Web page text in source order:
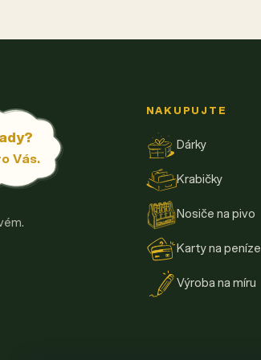
Vás.
NAKUPUJTE
Dárky
Krabičky
Nosiče na pivo
Karty na peníze
Výroba na míru